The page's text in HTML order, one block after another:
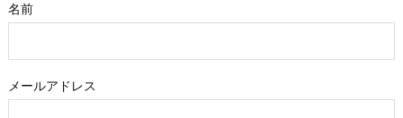
名前
メールアドレス